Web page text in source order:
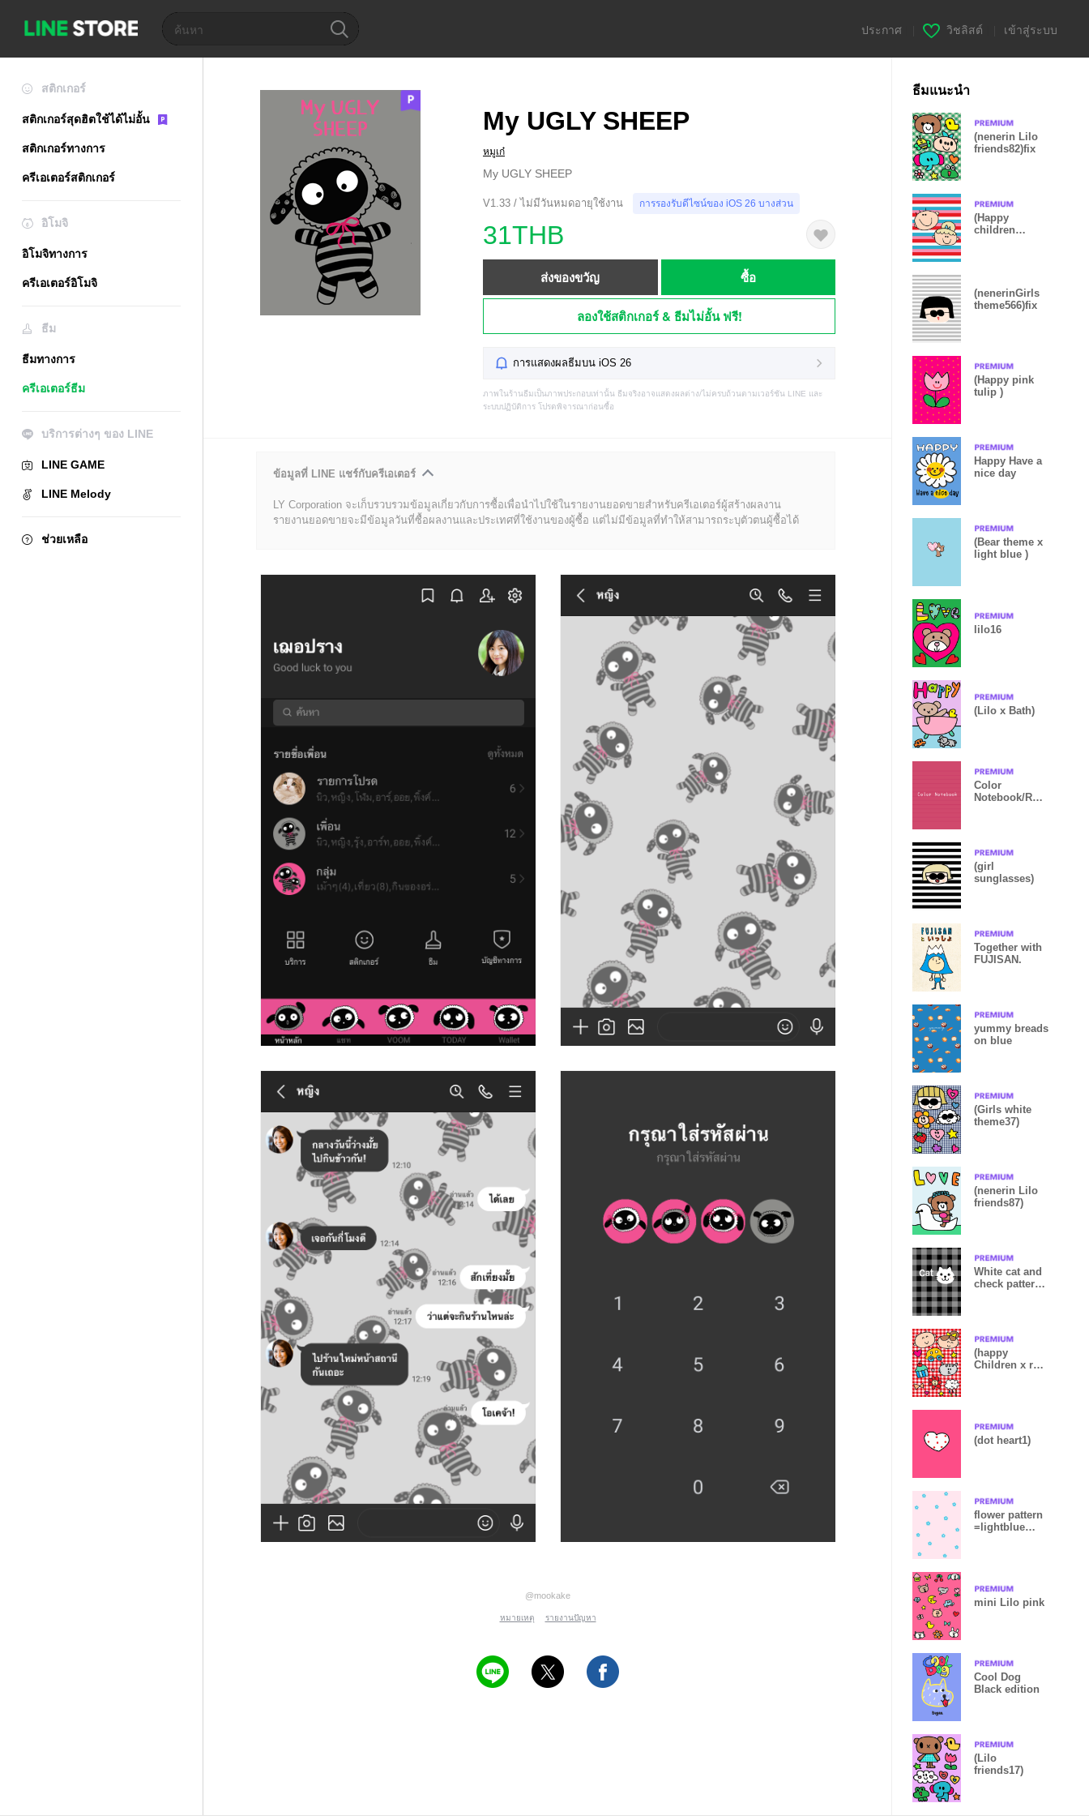
ประกาศ วิชลิสต์ เข้าสู่ระบบ
สติกเกอร์
สติกเกอร์สุดฮิตใช้ได้ไม่อั้น
สติกเกอร์ทางการ
ครีเอเตอร์สติกเกอร์
อิโมจิ
อิโมจิทางการ
ครีเอเตอร์อิโมจิ
ธีม
ธีมทางการ
ครีเอเตอร์ธีม
บริการต่างๆ ของ LINE
LINE GAME
LINE Melody
ช่วยเหลือ
My UGLY SHEEP
หมูเก๋
My UGLY SHEEP
V1.33 / ไม่มีวันหมดอายุใช้งาน การรองรับดีไซน์ของ iOS 26 บางส่วน
31THB
ส่งของขวัญ ซื้อ
ลองใช้สติกเกอร์ & ธีมไม่อั้น ฟรี!
การแสดงผลธีมบน iOS 26
ภาพในร้านธีมเป็นภาพประกอบเท่านั้น ธีมจริงอาจแสดงผลต่าง/ไม่ครบถ้วนตามเวอร์ชัน LINE และ
ระบบปฏิบัติการ โปรดพิจารณาก่อนซื้อ
ข้อมูลที่ LINE แชร์กับครีเอเตอร์
LY Corporation จะเก็บรวบรวมข้อมูลเกี่ยวกับการซื้อเพื่อนำไปใช้ในรายงานยอดขายสำหรับครีเอเตอร์ผู้สร้างผลงาน
รายงานยอดขายจะมีข้อมูลวันที่ซื้อผลงานและประเทศที่ใช้งานของผู้ซื้อ แต่ไม่มีข้อมูลที่ทำให้สามารถระบุตัวตนผู้ซื้อได้
@mookake
หมายเหตุ รายงานปัญหา
ธีมแนะนำ
(nenerin Lilo
friends82)fix
(Happy
children
(nenerinGirls
theme566)fix
(Happy pink
tulip )
Happy Have a
nice day
(Bear theme x
light blue )
lilo16
(Lilo x Bath)
Color
Notebook/RUB
(girl
sunglasses)
Together with
FUJISAN.
yummy breads
on blue
(Girls white
theme37)
(nenerin Lilo
friends87)
White cat and
check pattern
(happy
Children x red
(dot heart1)
flower pattern
=lightblue
mini Lilo pink
Cool Dog
Black edition
(Lilo
friends17)